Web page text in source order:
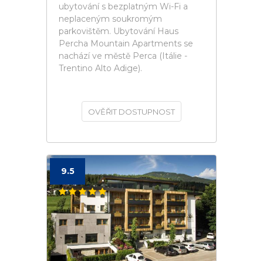
ubytování s bezplatným Wi-Fi a
neplaceným soukromým
parkovištěm. Ubytování Haus
Percha Mountain Apartments se
nachází ve městě Perca (Itálie -
Trentino Alto Adige).
OVĚŘIT DOSTUPNOST
9.5